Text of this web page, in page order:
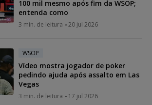
100 mil mesmo após fim da WSOP;
entenda como
3 min. de leitura 20 jul 2026
WSOP
Vídeo mostra jogador de poker
pedindo ajuda após assalto em Las
Vegas
3 min. de leitura 17 jul 2026